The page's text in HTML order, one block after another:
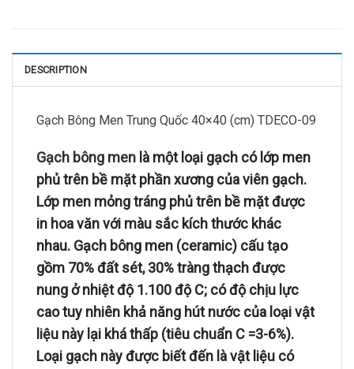
DESCRIPTION
Gạch Bông Men Trung Quốc 40×40 (cm) TDECO-09
Gạch bông men là một loại gạch có lớp men
phủ trên bề mặt phần xương của viên gạch.
Lớp men mỏng tráng phủ trên bề mặt được
in hoa văn với màu sắc kích thước khác
nhau. Gạch bông men (ceramic) cấu tạo
gồm 70% đất sét, 30% tràng thạch được
nung ở nhiệt độ 1.100 độ C; có độ chịu lực
cao tuy nhiên khả năng hút nước của loại vật
liệu này lại khá thấp (tiêu chuẩn C =3-6%).
Loại gạch này được biết đến là vật liệu có